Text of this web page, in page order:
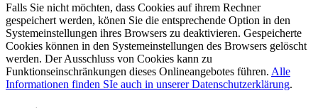
Falls Sie nicht möchten, dass Cookies auf ihrem Rechner
gespeichert werden, könen Sie die entsprechende Option in den
Systemeinstellungen ihres Browsers zu deaktivieren. Gespeicherte
Cookies können in den Systemeinstellungen des Browsers gelöscht
werden. Der Ausschluss von Cookies kann zu
Funktionseinschränkungen dieses Onlineangebotes führen. Alle
Informationen finden SIe auch in unserer Datenschutzerklärung.